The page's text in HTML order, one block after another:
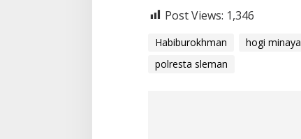
Post Views: 1,346
Habiburokhman hogi minaya
polresta sleman